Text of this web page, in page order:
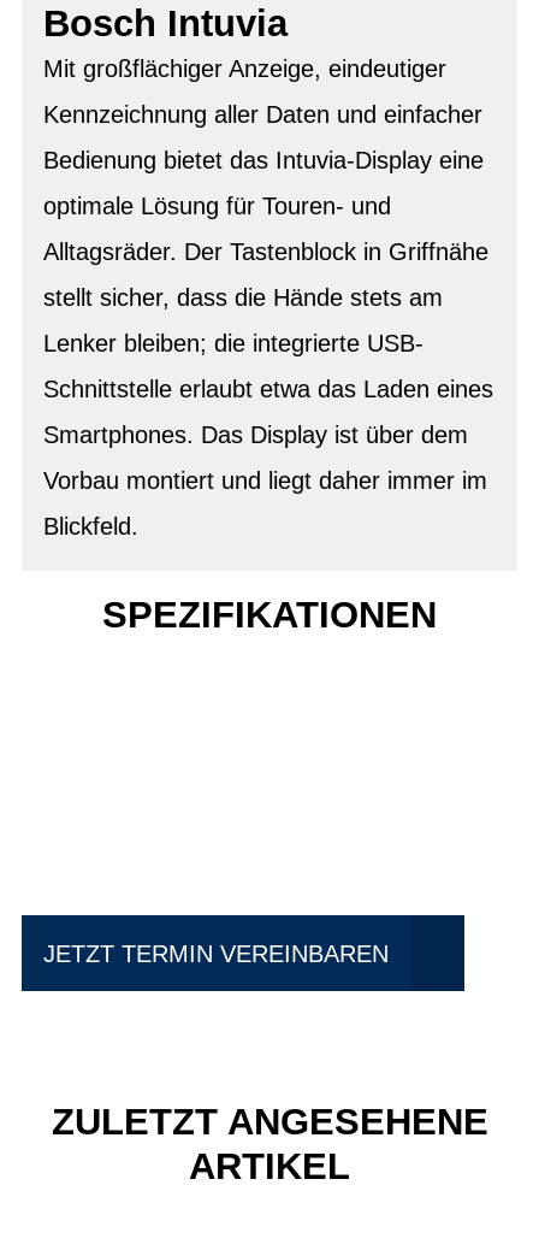
Bosch Intuvia
Mit großflächiger Anzeige, eindeutiger
Kennzeichnung aller Daten und einfacher
Bedienung bietet das Intuvia-Display eine
optimale Lösung für Touren- und
Alltagsräder. Der Tastenblock in Griffnähe
stellt sicher, dass die Hände stets am
Lenker bleiben; die integrierte USB-
Schnittstelle erlaubt etwa das Laden eines
Smartphones. Das Display ist über dem
Vorbau montiert und liegt daher immer im
Blickfeld.
SPEZIFIKATIONEN
JETZT TERMIN VEREINBAREN
ZULETZT ANGESEHENE
ARTIKEL